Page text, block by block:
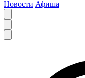
Новости Афиша